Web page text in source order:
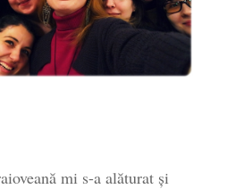
mi s-a alăturat și